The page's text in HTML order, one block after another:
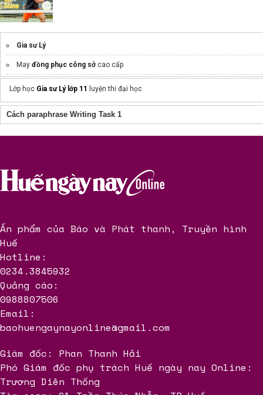
Gia sư Lý
May đồng phục công sở cao cấp
máy tạo viên
Mayáo đồng phục team buildinggiá rẻ
Lớp học Gia sư Lý lớp 11 luyện thi đại học
Cách paraphrase Writing Task 1
Ấn phẩm của Báo và Phát thanh, Truyền hình
Huế
Hotline:
0234.3845932
Quảng cáo:
0988807506
Email:
baohuengaynayonline@gmail.com
Giám đốc: Phan Thanh Hải
Phó Giám đốc phụ trách Huế ngày nay Online:
Trương Diên Thống